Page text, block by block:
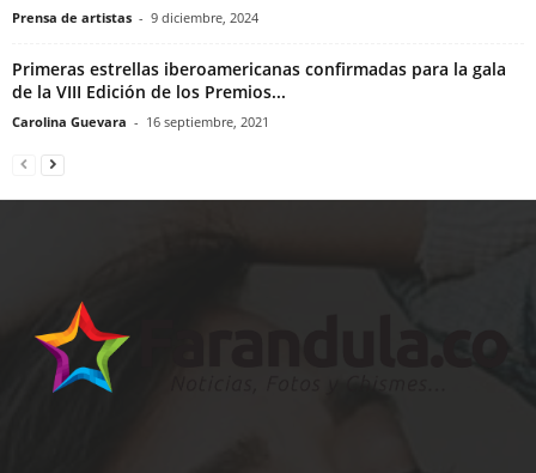
Prensa de artistas - 9 diciembre, 2024
Primeras estrellas iberoamericanas confirmadas para la gala
de la VIII Edición de los Premios...
Carolina Guevara - 16 septiembre, 2021